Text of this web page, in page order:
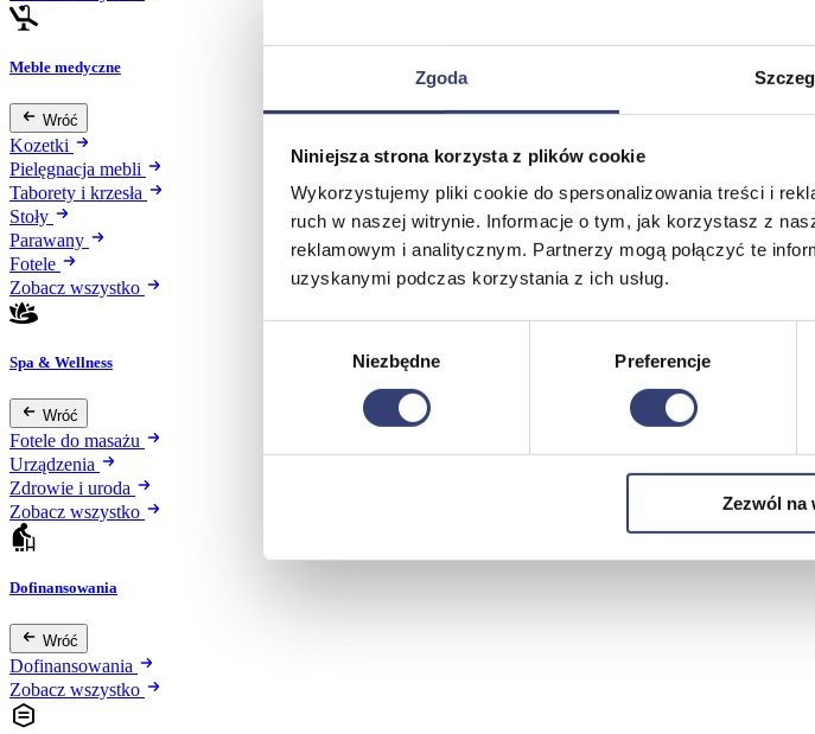
Zgoda
Niniejsza strona korzysta z plików cookie
Wykorzystujemy pliki cookie do spersonalizowania treści i
ruch w naszej witrynie. Informacje o tym, jak korzystasz z
reklamowym i analitycznym. Partnerzy mogą połączyć te
uzyskanymi podczas korzystania z ich usług.
Niezbędne Preferencje
Zezwól na
Meble medyczne
Wróć
Kozetki
Pielęgnacja mebli
Taborety i krzesła
Stoły
Parawany
Fotele
Zobacz wszystko
Spa & Wellness
Wróć
Fotele do masażu
Urządzenia
Zdrowie i uroda
Zobacz wszystko
Dofinansowania
Wróć
Dofinansowania
Zobacz wszystko